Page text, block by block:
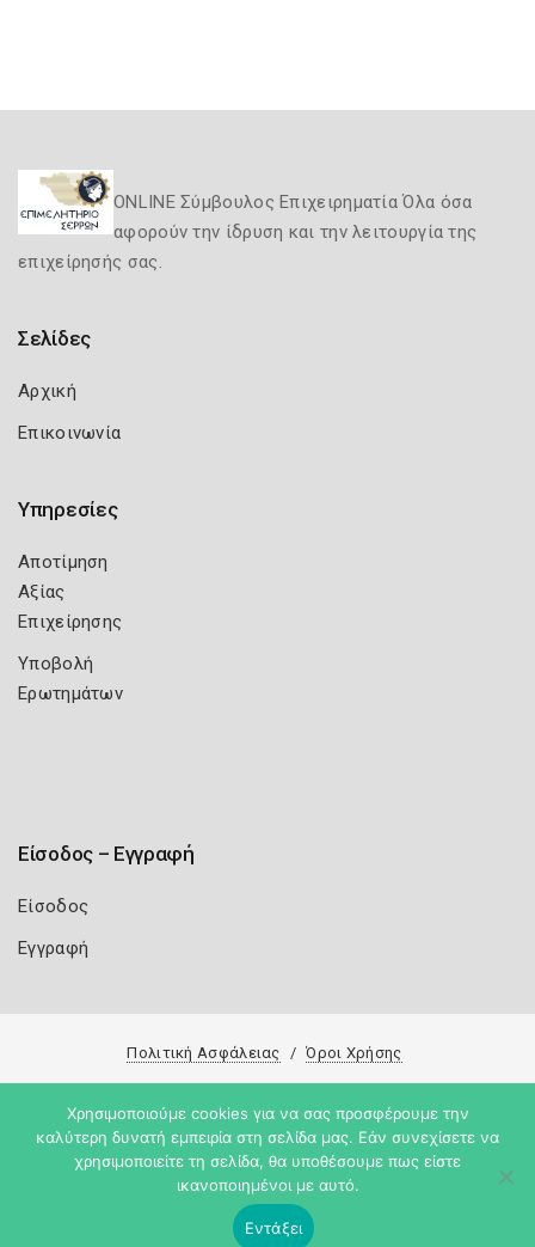
ONLINE Σύμβουλος Επιχειρηματία Όλα όσα
αφορούν την ίδρυση και την λειτουργία της
επιχείρησής σας.
Σελίδες
Αρχική
Επικοινωνία
Υπηρεσίες
Αποτίμηση
Αξίας
Επιχείρησης
Υποβολή
Ερωτημάτων
Είσοδος – Εγγραφή
Είσοδος
Εγγραφή
Πολιτική Ασφάλειας Όροι Χρήσης
Copyright 2026 Knowledge A.E.
Χρησιμοποιούμε cookies για να σας προσφέρουμε την
καλύτερη δυνατή εμπειρία στη σελίδα μας. Εάν συνεχίσετε να
χρησιμοποιείτε τη σελίδα, θα υποθέσουμε πως είστε
ικανοποιημένοι με αυτό.
Εντάξει